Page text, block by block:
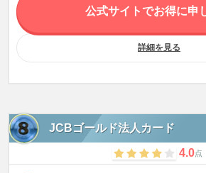
公式サイトでお得に申
詳細を見る
JCBゴールド法人カード
4.0点